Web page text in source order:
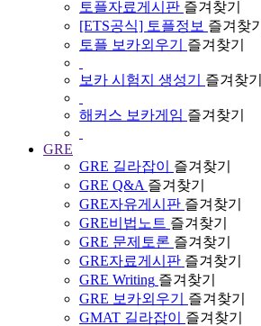
토플자료게시판 즐겨찾기
[ETS공식] 토플정보 즐겨찾기
토플 보카외우기
즐겨찾기
보카 시험지 생성기 즐겨찾기
해커스 보카게임 즐겨찾기
GRE
GRE 길라잡이
즐겨찾기
GRE Q&A 즐겨찾기
GRE자유게시판 즐겨찾기
GRE비법노트 즐겨찾기
GRE 문제토론 즐겨찾기
GRE자료게시판 즐겨찾기
GRE Writing 즐겨찾기
GRE 보카외우기
즐겨찾기
GMAT 길라잡이
즐겨찾기